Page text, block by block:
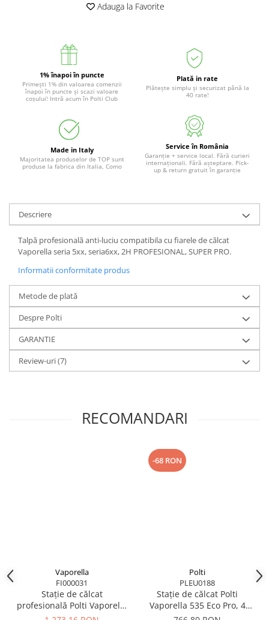
Adauga la Favorite
1% înapoi în puncte
Primești 1% din valoarea comenzii
înapoi în puncte și scazi valoare
coșului! Intră acum în Polti Club
Plată in rate
Plătește simplu și securizat până la
40 rate!
Made in Italy
Majoritatea produselor de TOP sunt
produse la fabrica din Italia, Como
Service în România
Garanție + service local. Fără curieri
internaționali. Fără așteptare. Pick-
up & return gratuit în garanție
Descriere
Talpă profesională anti-luciu compatibila cu fiarele de călcat
Vaporella seria 5xx, seria6xx, 2H PROFESIONAL, SUPER PRO.
Informatii conformitate produs
Metode de plată
Despre Polti
GARANTIE
Review-uri(7)
RECOMANDARI
Vaporella
FI000031
Stație de călcat
profesională Polti Vaporella
2H Professional, 3 bar, 80
-68 RON
Polti
PLEU0188
Stație de călcat Polti
Vaporella 535 Eco Pro, 4
bar, 90 g/min